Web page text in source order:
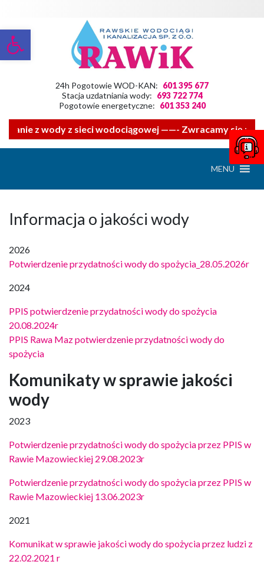
Otwórz pasek narzędzi
24h Pogotowie WOD-KAN: 601 395 677
Stacja uzdatniania wody: 693 722 774
Pogotowie energetyczne: 601 353 240
z wody z sieci wodociągowej ——- Zwracamy się z
MENU
Informacja o jakości wody
2026
Potwierdzenie przydatności wody do spożycia_28.05.2026r
2024
PPIS potwierdzenie przydatności wody do spożycia
20.08.2024r
PPIS Rawa Maz potwierdzenie przydatności wody do
spożycia
Komunikaty w sprawie jakości
wody
2023
Potwierdzenie przydatności wody do spożycia przez PPIS w
Rawie Mazowieckiej 29.08.2023r
Potwierdzenie przydatności wody do spożycia przez PPIS w
Rawie Mazowieckiej 13.06.2023r
2021
Komunikat w sprawie jakości wody do spożycia przez ludzi z
22.02.2021 r